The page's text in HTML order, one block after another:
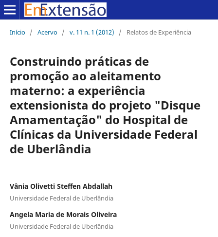
Início / Acervo / v. 11 n. 1 (2012) / Relatos de Experiência
Construindo práticas de
promoção ao aleitamento
materno: a experiência
extensionista do projeto "Disque
Amamentação" do Hospital de
Clínicas da Universidade Federal
de Uberlândia
Vânia Olivetti Steffen Abdallah
Universidade Federal de Uberlândia
Angela Maria de Morais Oliveira
Universidade Federal de Uberlândia